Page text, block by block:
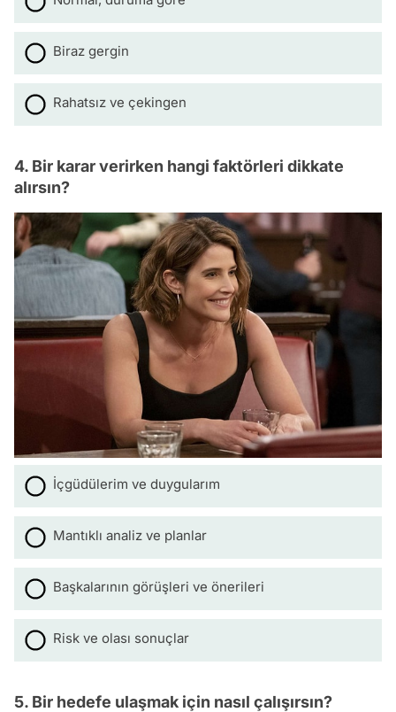
Biraz gergin
Rahatsız ve çekingen
4. Bir karar verirken hangi faktörleri dikkate
alırsın?
İçgüdülerim ve duygularım
Mantıklı analiz ve planlar
Başkalarının görüşleri ve önerileri
Risk ve olası sonuçlar
5. Bir hedefe ulaşmak için nasıl çalışırsın?